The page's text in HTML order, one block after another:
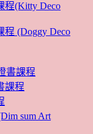
程(Kitty Deco
(Doggy Deco
書課程
課程
sum Art